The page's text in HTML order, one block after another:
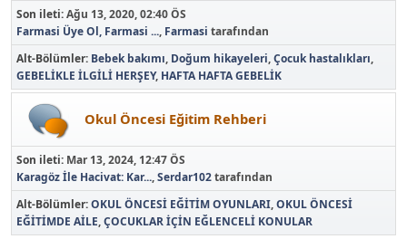
Son ileti:Ağu 13, 2020, 02:40 ÖS
Farmasi Üye Ol, Farmasi ..., Farmasi tarafından
Alt-Bölümler Bebek bakımı Doğum hikayeleri Çocuk hastalıkları
GEBELİKLE İLGİLİ HERŞEY HAFTA HAFTA GEBELİK
Okul Öncesi Eğitim Rehberi
Son ileti: Mar 13, 2024, 12:47 ÖS
Karagöz İle Hacivat: Kar...,Serdar102tarafından
Alt-Bölümler OKUL ÖNCESİ EĞİTİM OYUNLARI OKUL ÖNCESİ
EĞİTİMDE AİLE ÇOCUKLAR İÇİN EĞLENCELİ KONULAR